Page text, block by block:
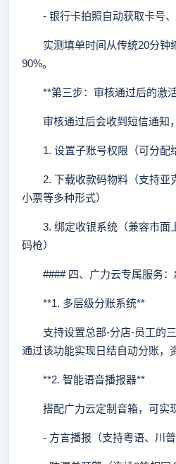
- 银行卡拍照自动获取卡号、
实测填单时间从传统20分钟
90%。
**第三步：审核通过后的激
审核通过后会收到短信通知，
1. 设置子账号权限（可分配给
2. 下载收款码物料（支持亚
小票等多种形式）
3. 绑定收银系统（兼容市面
码枪）
#### 四、广力云专属服务：
**1. 多层级分账系统**
支持设置总部-分店-员工的三
通过该功能实现日结自动分账，
**2. 智能语音播报器**
搭配广力云定制音箱，可实现
- 方言播报（支持粤语、川普